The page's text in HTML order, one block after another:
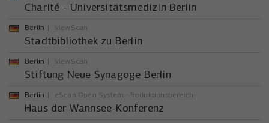
Charité - Universitätsmedizin Berlin
Berlin ViewScan
Stadtbibliothek zu Berlin
Berlin ViewScan
Stiftung Neue Synagoge Berlin
Berlin eScan Open System -Produktionsbereich-
Haus der Wannsee-Konferenz